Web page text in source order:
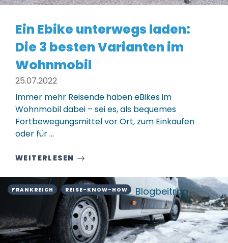
Ein Ebike unterwegs laden:
Die 3 besten Varianten im
Wohnmobil
25.07.2022
Immer mehr Reisende haben eBikes im
Wohnmobil dabei – sei es, als bequemes
Fortbewegungsmittel vor Ort, zum Einkaufen
oder für ...
WEITERLESEN
FRANKREICH REISE-KNOW-HOW Blogbeitrag